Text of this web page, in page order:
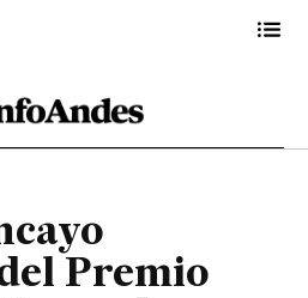
Usil”
DE 2023
Premio